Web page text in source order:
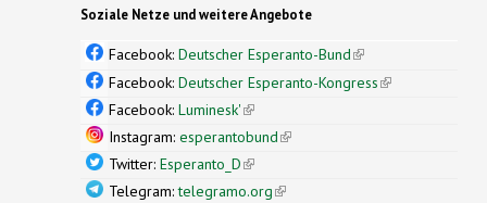
Soziale Netze und weitere Angebote
Facebook: Deutscher Esperanto-Bund(link is
external)
Facebook: Deutscher Esperanto-Kongress(link is
Facebook: Luminesk'(link is external)
Instagram: esperantobund(link is external)
Twitter: Esperanto_D(link is external)
Telegram:telegramo.org(link is external)